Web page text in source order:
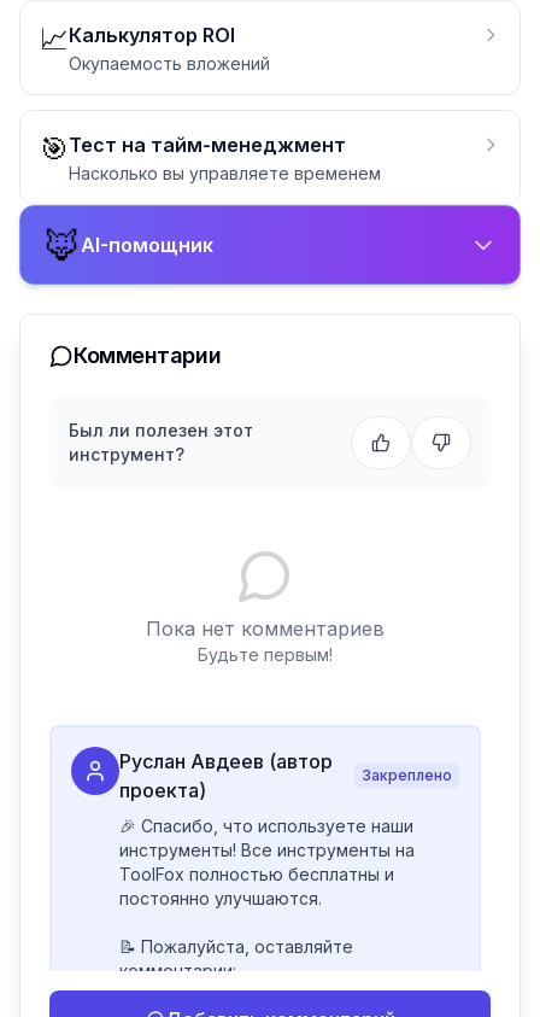
📈Калькулятор ROI
Окупаемость вложений
🎯 Тест на тайм-менеджмент
Насколько вы управляете временем
🦊AI-помощник
Комментарии
Был ли полезен этот
инструмент?
Пока нет комментариев
Будьте первым!
Руслан Авдеев (автор
проекта)
Закреплено
🎉 Спасибо, что используете наши
инструменты! Все инструменты на
ToolFox полностью бесплатны и
постоянно улучшаются.
📝 Пожалуйста, оставляйте
комментарии:
- Если инструмент работает